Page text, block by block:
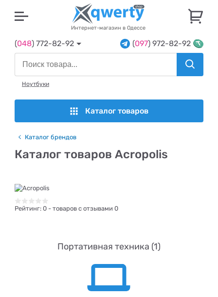
Интернет-магазин в Одессе
(048) 772-82-92 (097) 972-82-92
Ноутбуки
Каталог товаров
Каталог брендов
Каталог товаров Acropolis
Рейтинг: 0 - товаров с отзывами 0
Портативная техника (1)